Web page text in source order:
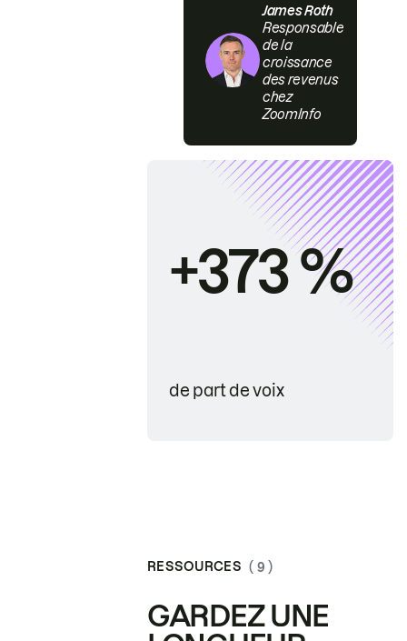
James Roth
Responsable
de la
croissance
des revenus
chez
ZoomInfo
+373 %
de part de voix
RESSOURCES ( 9 )
GARDEZ UNE